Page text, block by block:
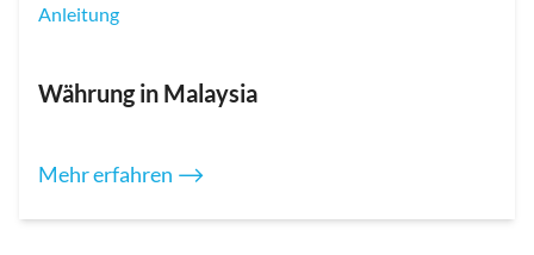
Anleitung
Währung in Malaysia
Mehr erfahren ⟶